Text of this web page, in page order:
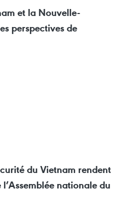
et la Nouvelle-
perspectives de
du Vietnam rendent
nationale du